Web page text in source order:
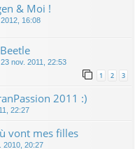
& Moi !
16:08
23 nov. 2011, 22:53
1 2 3
2011 :)
22:27
vont mes filles
2010, 20:27